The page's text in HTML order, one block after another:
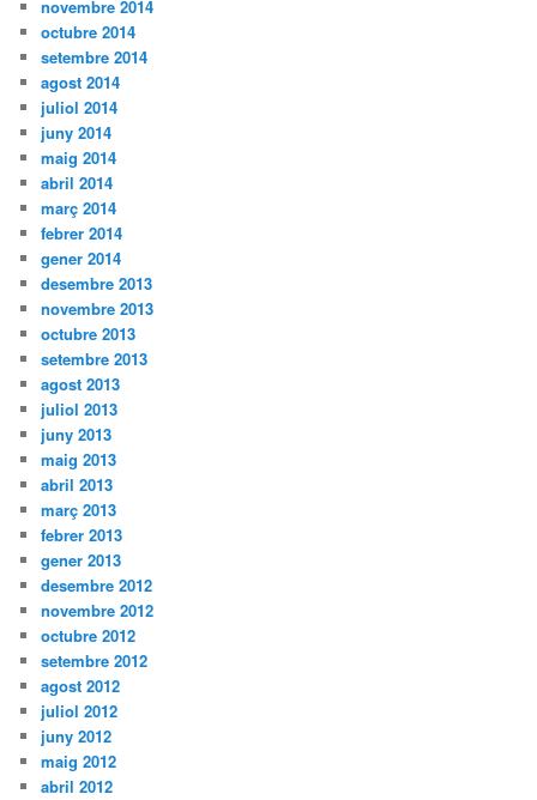
novembre 2014
octubre 2014
setembre 2014
agost 2014
juliol 2014
juny 2014
maig 2014
abril 2014
març 2014
febrer 2014
gener 2014
desembre 2013
novembre 2013
octubre 2013
setembre 2013
agost 2013
juliol 2013
juny 2013
maig 2013
abril 2013
març 2013
febrer 2013
gener 2013
desembre 2012
novembre 2012
octubre 2012
setembre 2012
agost 2012
juliol 2012
juny 2012
maig 2012
abril 2012